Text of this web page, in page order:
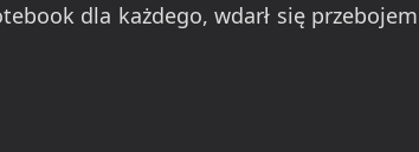
dla każdego, wdarł się przebojem